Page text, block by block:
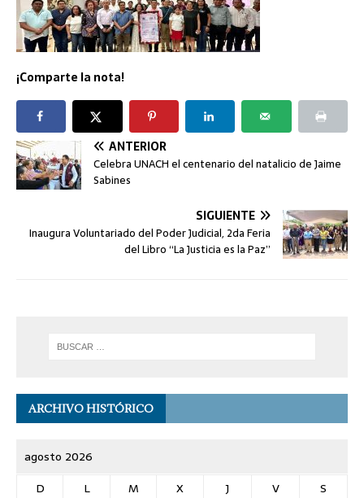
¡Comparte la nota!
ANTERIOR
Celebra UNACH el centenario del natalicio de Jaime
Sabines
SIGUIENTE
Inaugura Voluntariado del Poder Judicial, 2da Feria
del Libro “La Justicia es la Paz”
ARCHIVO HISTÓRICO
agosto 2026
D
L M X J V
S